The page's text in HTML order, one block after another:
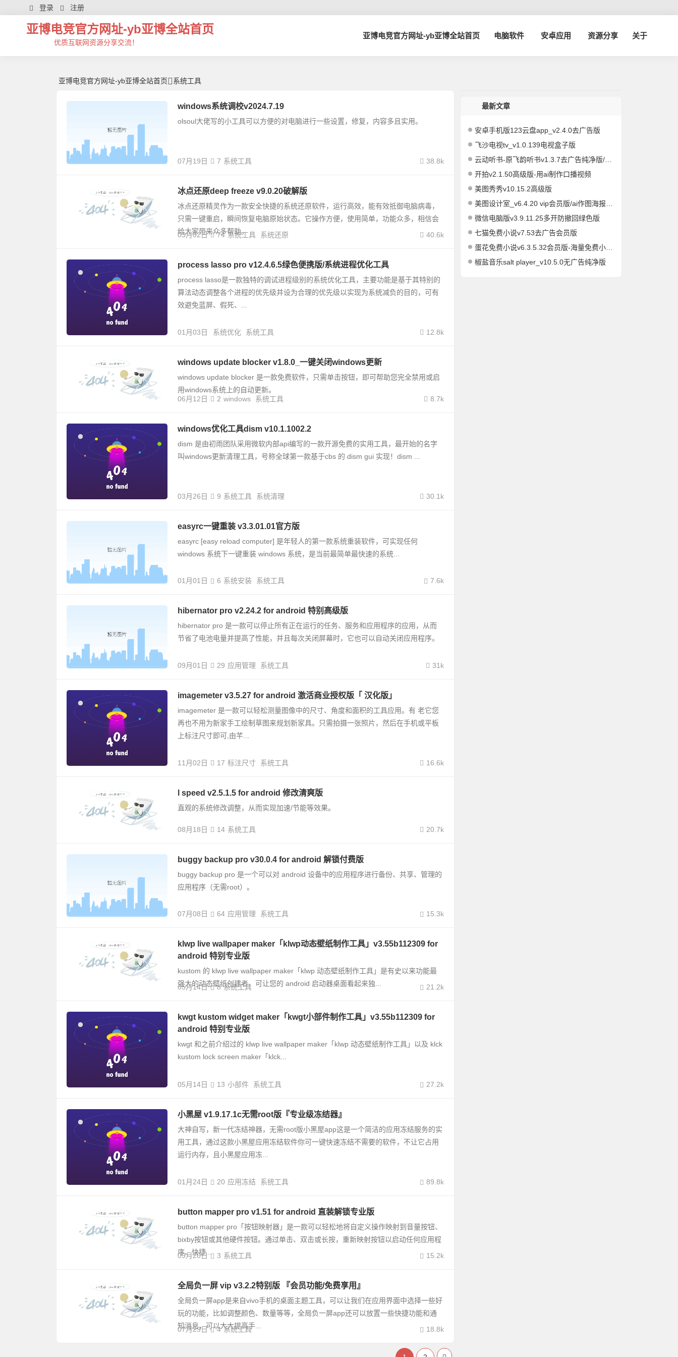
系统工具 | 芊芊精典-亚博电竞官方网址
登录 注册
亚博电竞官方网址-yb亚博全站首页
优质互联网资源分享交流！
亚博电竞官方网址-yb亚博全站首页 电脑软件 安卓应用 资源分享 关于
亚博电竞官方网址-yb亚博全站首页 系统工具
windows系统调校v2024.7.19
olsoul大佬写的小工具可以方便的对电脑进行一些设置，修复，内容多且实用。
07月19日 38.8k
7 系统工具
冰点还原deep freeze v9.0.20破解版
冰点还原精灵作为一款安全快捷的系统还原软件，运行高效，能有效抵御电脑病毒，
只需一键重启，瞬间恢复电脑原始状态。它操作方便，使用简单，功能众多，相信会
给大家带来众多帮助。
03月02日 40.6k
74 系统工具 系统还原
process lasso pro v12.4.6.5绿色便携版/系统进程优化工具
process lasso是一款独特的调试进程级别的系统优化工具，主要功能是基于其特别的
算法动态调整各个进程的优先级并设为合理的优先级以实现为系统减负的目的，可有
效避免蓝屏、假死、...
01月03日 12.8k
系统优化 系统工具
windows update blocker v1.8.0_一键关闭windows更新
windows update blocker 是一款免费软件，只需单击按钮，即可帮助您完全禁用或启
用windows系统上的自动更新。
06月12日
8.7k
2 windows 系统工具
windows优化工具dism v10.1.1002.2
dism 是由初雨团队采用微软内部api编写的一款开源免费的实用工具，最开始的名字
叫windows更新清理工具，号称全球第一款基于cbs 的 dism gui 实现！dism ...
03月26日 30.1k
9 系统工具 系统清理
easyrc一键重装 v3.3.01.01官方版
easyrc [easy reload computer] 是年轻人的第一款系统重装软件，可实现任何
windows 系统下一键重装 windows 系统，是当前最简单最快速的系统...
01月01日 7.6k
6 系统安装 系统工具
hibernator pro v2.24.2 for android 特别高级版
hibernator pro 是一款可以停止所有正在运行的任务、服务和应用程序的应用，从而
节省了电池电量并提高了性能，并且每次关闭屏幕时，它也可以自动关闭应用程序。
09月01日 31k
29 应用管理 系统工具
imagemeter v3.5.27 for android 激活商业授权版「 汉化版」
imagemeter 是一款可以轻松测量图像中的尺寸、角度和面积的工具应用。有 老它您
再也不用为新家手工绘制草图来规划新家具。只需拍摄一张照片，然后在手机或平板
上标注尺寸即可,由芊...
11月02日 16.6k
17 标注尺寸 系统工具
l speed v2.5.1.5 for android 修改清爽版
直观的系统修改调整，从而实现加速/节能等效果。
08月18日 20.7k
14 系统工具
buggy backup pro v30.0.4 for android 解锁付费版
buggy backup pro 是一个可以对 android 设备中的应用程序进行备份、共享、管理的
应用程序（无需root）。
07月08日 15.3k
64 应用管理 系统工具
klwp live wallpaper maker「klwp动态壁纸制作工具」v3.55b112309 for
android 特别专业版
kustom 的 klwp live wallpaper maker「klwp 动态壁纸制作工具」是有史以来功能最
强大的动态壁纸创建者，可让您的 android 启动器桌面看起来独...
05月14日 21.2k
8 系统工具
kwgt kustom widget maker「kwgt小部件制作工具」v3.55b112309 for
android 特别专业版
kwgt 和之前介绍过的 klwp live wallpaper maker「klwp 动态壁纸制作工具」以及 klck
kustom lock screen maker「klck...
05月14日 27.2k
13 小部件 系统工具
小黑屋 v1.9.17.1c无需root版『专业级冻结器』
大神自写，新一代冻结神器，无需root版小黑屋app这是一个简洁的应用冻结服务的实
用工具，通过这款小黑屋应用冻结软件你可一键快速冻结不需要的软件，不让它占用
运行内存，且小黑屋应用冻...
01月24日 89.8k
20 应用冻结 系统工具
button mapper pro v1.51 for android 直装解锁专业版
button mapper pro「按钮映射器」是一款可以轻松地将自定义操作映射到音量按钮、
bixby按钮或其他硬件按钮。通过单击、双击或长按，重新映射按钮以启动任何应用程
序、快捷...
09月20日 15.2k
3 系统工具
全局负一屏 vip v3.2.2特别版 『会员功能/免费享用』
全局负一屏app是来自vivo手机的桌面主题工具，可以让我们在应用界面中选择一些好
玩的功能，比如调整颜色、数量等等，全局负一屏app还可以放置一些快捷功能和通
知消息，可以大大提高手...
07月29日 18.8k
4 系统工具
最新文章
安卓手机版123云盘app_v2.4.0去广告版
飞沙电视tv_v1.0.139电视盒子版
云动听书-原飞韵听书v1.3.7去广告纯净版/海量资源
开拍v2.1.50高级版-用ai制作口播视频
美图秀秀v10.15.2高级版
美图设计室_v6.4.20 vip会员版/ai作图海报编辑
微信电脑版v3.9.11.25多开防撤回绿色版
七猫免费小说v7.53去广告会员版
蛋花免费小说v6.3.5.32会员版-海量免费小说有声小说阅读听书
椒盐音乐salt player_v10.5.0无广告纯净版